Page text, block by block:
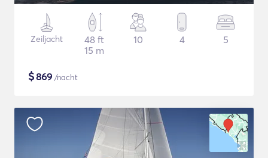
Zeiljacht
48 ft
15 m
10 4 5
$869 /nacht